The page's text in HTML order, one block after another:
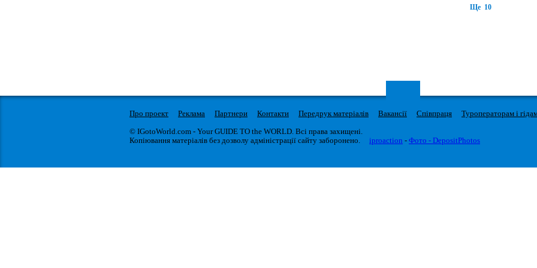
Ще 10
Про проект Реклама Партнери Контакти Передрук матеріалів Вакансії Співпраця Туроператорам і
© IGotoWorld.com - Your GUIDE TO the WORLD. Всі права захищені.
Копіювання матеріалів без дозволу адміністрації сайту заборонено.
iproaction - Фото - DepositPhotos